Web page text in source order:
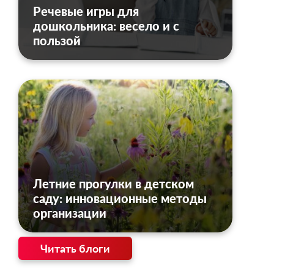
Речевые игры для
дошкольника: весело и с
пользой
Летние прогулки в детском
саду: инновационные методы
организации
Читать блоги